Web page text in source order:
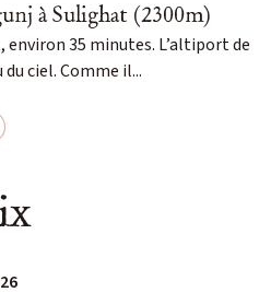
à Sulighat (2300m)
environ 35 minutes. L’altiport de
ciel. Comme il...